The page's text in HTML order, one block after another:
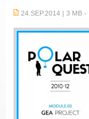
24.SEP.2014 | 3 MB -